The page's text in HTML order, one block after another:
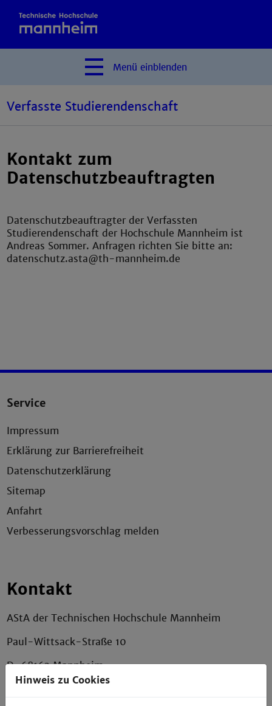
Menü einblenden
Verfasste Studierendenschaft
Kontakt zum
Datenschutzbeauftragten
Datenschutzbeauftragter der Verfassten
Studierendenschaft der Hochschule Mannheim ist
Andreas Sommer. Anfragen richten Sie bitte an:
datenschutz.asta@th-mannheim.de
Service
Impressum
Erklärung zur Barrierefreiheit
Datenschutzerklärung
Sitemap
Anfahrt
Verbesserungsvorschlag melden
Kontakt
AStA der Technischen Hochschule Mannheim
Paul-Wittsack-Straße 10
D-68163 Mannheim
Hinweis zu Cookies